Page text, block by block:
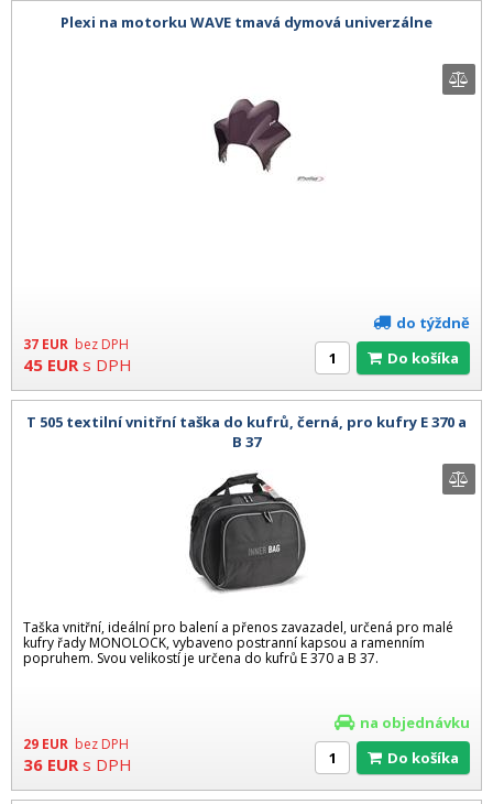
Plexi na motorku WAVE tmavá dymová univerzálne
37 EUR bez DPH
45 EUR s DPH
do týždně
Do košíka
T 505 textilní vnitřní taška do kufrů, černá, pro kufry E 370 a
B 37
Taška vnitřní, ideální pro balení a přenos zavazadel, určená pro malé
kufry řady MONOLOCK, vybaveno postranní kapsou a ramenním
popruhem. Svou velikostí je určena do kufrů E 370 a B 37.
29 EUR bez DPH
36 EUR s DPH
na objednávku
Do košíka